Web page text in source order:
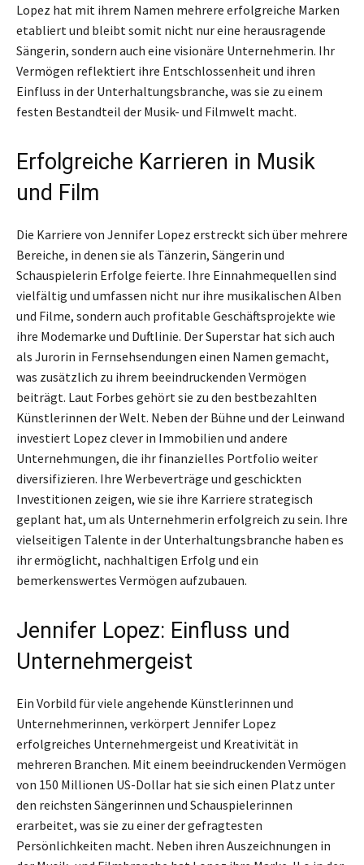
Lopez hat mit ihrem Namen mehrere erfolgreiche Marken
etabliert und bleibt somit nicht nur eine herausragende
Sängerin, sondern auch eine visionäre Unternehmerin. Ihr
Vermögen reflektiert ihre Entschlossenheit und ihren
Einfluss in der Unterhaltungsbranche, was sie zu einem
festen Bestandteil der Musik- und Filmwelt macht.
Erfolgreiche Karrieren in Musik
und Film
Die Karriere von Jennifer Lopez erstreckt sich über mehrere
Bereiche, in denen sie als Tänzerin, Sängerin und
Schauspielerin Erfolge feierte. Ihre Einnahmequellen sind
vielfältig und umfassen nicht nur ihre musikalischen Alben
und Filme, sondern auch profitable Geschäftsprojekte wie
ihre Modemarke und Duftlinie. Der Superstar hat sich auch
als Jurorin in Fernsehsendungen einen Namen gemacht,
was zusätzlich zu ihrem beeindruckenden Vermögen
beiträgt. Laut Forbes gehört sie zu den bestbezahlten
Künstlerinnen der Welt. Neben der Bühne und der Leinwand
investiert Lopez clever in Immobilien und andere
Unternehmungen, die ihr finanzielles Portfolio weiter
diversifizieren. Ihre Werbeverträge und geschickten
Investitionen zeigen, wie sie ihre Karriere strategisch
geplant hat, um als Unternehmerin erfolgreich zu sein. Ihre
vielseitigen Talente in der Unterhaltungsbranche haben es
ihr ermöglicht, nachhaltigen Erfolg und ein
bemerkenswertes Vermögen aufzubauen.
Jennifer Lopez: Einfluss und
Unternehmergeist
Ein Vorbild für viele angehende Künstlerinnen und
Unternehmerinnen, verkörpert Jennifer Lopez
erfolgreiches Unternehmergeist und Kreativität in
mehreren Branchen. Mit einem beeindruckenden Vermögen
von 150 Millionen US-Dollar hat sie sich einen Platz unter
den reichsten Sängerinnen und Schauspielerinnen
erarbeitet, was sie zu einer der gefragtesten
Persönlichkeiten macht. Neben ihren Auszeichnungen in